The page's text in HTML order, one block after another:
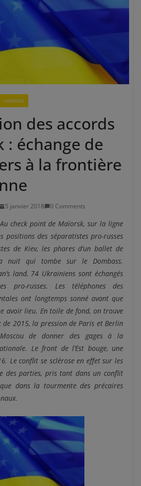
UKRAINE
des accords
: échange de
à la frontière
5 janvier 2018 0 Comments
check point de Maïorsk, sur la ligne
positions des séparatistes pro-russes
de Kiev, les phares d’un ballet de
nuit qui tombe sur le Dombass.
land, 74 Ukrainiens sont échangés
pro-russes. Les téléphones des
ont longtemps sonné avant que
avoir lieu. En toile de fond, on trouve
de 2015, la pression de Paris et Berlin
de donner des gages à la
Le front de l’Est bouge, une
Le conflit se sclérose en effet sur les
des parties, pris tant dans un conflit
dans la tourmente des précaires